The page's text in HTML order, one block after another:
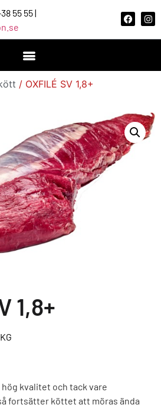
55 55 |
/ OXFILÉ SV 1,8+
1,8+
KG
hög kvalitet och tack vare
fortsätter köttet att möras ända